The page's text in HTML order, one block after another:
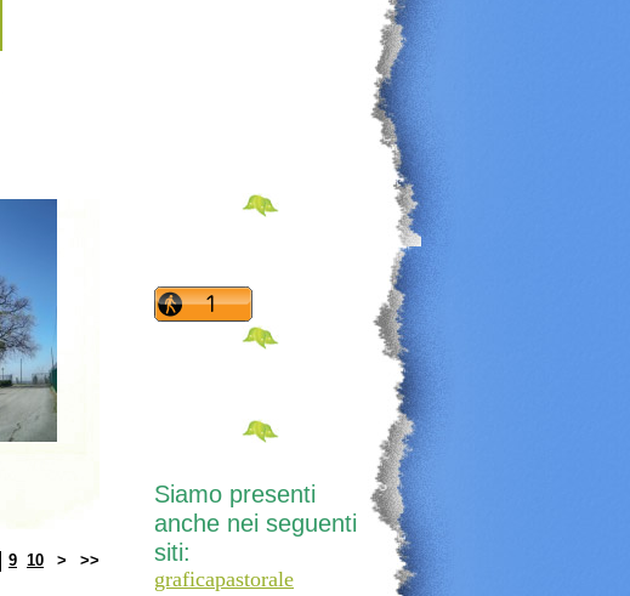
9 10 > >>
Siamo presenti
anche nei seguenti
siti:
graficapastorale